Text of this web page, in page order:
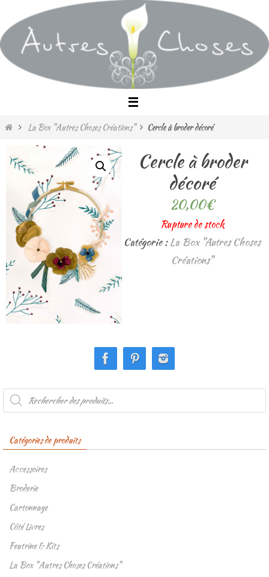
vers
le
contenu
HomeLa Box "Autres Choses Créations" Cercle à broder décoré
Cercle à broder
décoré
20,00€
Rupture de stock
Catégorie :La Box "Autres Choses
Créations"
Recherche
produits
Catégories de produits
Accessoires
Broderie
Cartonnage
Côté Livres
Feutrine & Kits
La Box "Autres Choses Créations"